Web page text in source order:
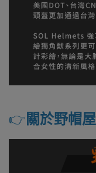
👉️ 關於野帽屋